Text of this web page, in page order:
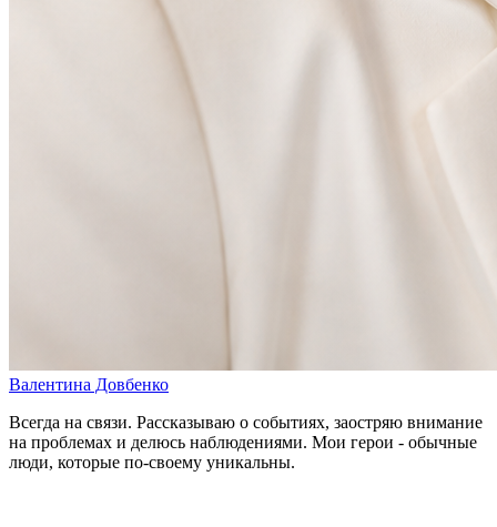
Валентина Довбенко
Всегда на связи. Рассказываю о событиях, заостряю внимание
на проблемах и делюсь наблюдениями. Мои герои - обычные
люди, которые по-своему уникальны.